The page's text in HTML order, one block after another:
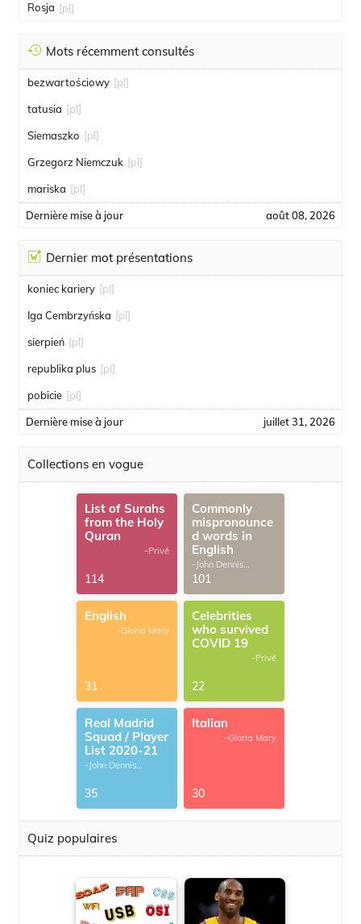
Rosja [pl]
Mots récemment consultés
bezwartościowy [pl]
tatusia [pl]
Siemaszko [pl]
Grzegorz Niemczuk [pl]
mariska [pl]
Dernière mise à jour août 08, 2026
Dernier mot présentations
koniec kariery [pl]
Iga Cembrzyńska [pl]
sierpień [pl]
republika plus [pl]
pobicie [pl]
Dernière mise à jour juillet 31, 2026
Collections en vogue
List of Surahs
from the Holy
Quran
-Privé
114
Commonly
mispronounce
d words in
English
-John Dennis
G.Thomas
101
English
-Gloria Mary
31
Celebrities
who survived
COVID 19
-Privé
22
Real Madrid
Squad / Player
List 2020-21
-John Dennis
35
Italian
-Gloria Mary
30
Quiz populaires